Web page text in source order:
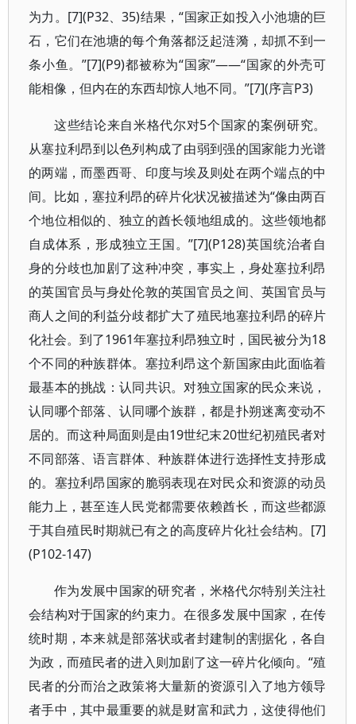
为力。[7](P32、35)结果，“国家正如投入小池塘的巨
石，它们在池塘的每个角落都泛起涟漪，却抓不到一
条小鱼。”[7](P9)都被称为“国家”——“国家的外壳可
能相像，但内在的东西却惊人地不同。”[7](序言P3)
这些结论来自米格代尔对5个国家的案例研究。
从塞拉利昂到以色列构成了由弱到强的国家能力光谱
的两端，而墨西哥、印度与埃及则处在两个端点的中
间。比如，塞拉利昂的碎片化状况被描述为“像由两百
个地位相似的、独立的酋长领地组成的。这些领地都
自成体系，形成独立王国。”[7](P128)英国统治者自
身的分歧也加剧了这种冲突，事实上，身处塞拉利昂
的英国官员与身处伦敦的英国官员之间、英国官员与
商人之间的利益分歧都扩大了殖民地塞拉利昂的碎片
化社会。到了1961年塞拉利昂独立时，国民被分为18
个不同的种族群体。塞拉利昂这个新国家由此面临着
最基本的挑战：认同共识。对独立国家的民众来说，
认同哪个部落、认同哪个族群，都是扑朔迷离变动不
居的。而这种局面则是由19世纪末20世纪初殖民者对
不同部落、语言群体、种族群体进行选择性支持形成
的。塞拉利昂国家的脆弱表现在对民众和资源的动员
能力上，甚至连人民党都需要依赖酋长，而这些都源
于其自殖民时期就已有之的高度碎片化社会结构。[7]
(P102-147)
作为发展中国家的研究者，米格代尔特别关注社
会结构对于国家的约束力。在很多发展中国家，在传
统时期，本来就是部落状或者封建制的割据化，各自
为政，而殖民者的进入则加剧了这一碎片化倾向。“殖
民者的分而治之政策将大量新的资源引入了地方领导
者手中，其中最重要的就是财富和武力，这使得他们